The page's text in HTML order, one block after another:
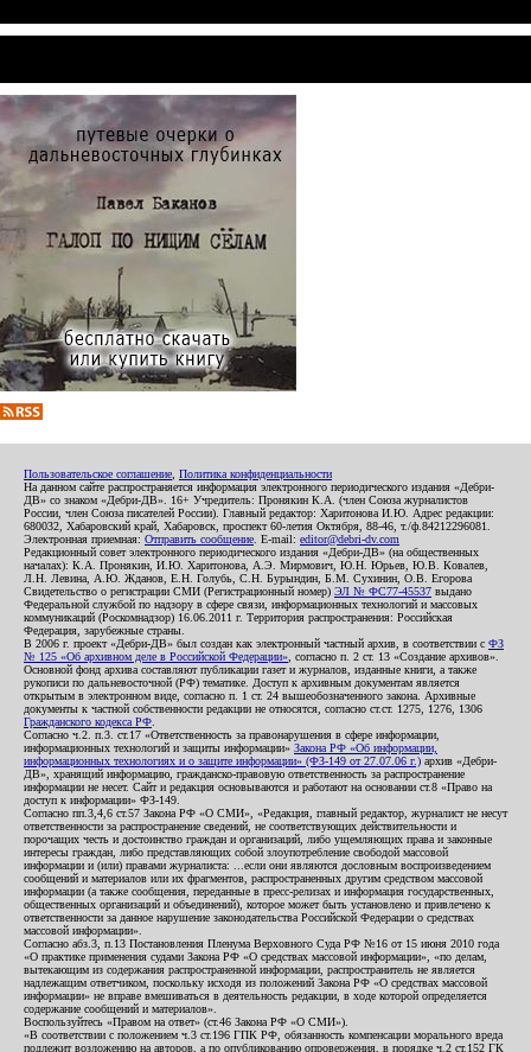
Пользовательское соглашение Политика конфиденциальности
На данном сайте распространяется информация электронного периодического издания «Дебри-
ДВ» со знаком «Дебри-ДВ». 16+ Учредитель: Пронякин К.А. (член Союза журналистов
России, член Союза писателей России). Главный редактор: Харитонова И.Ю. Адрес редакции:
680032, Хабаровский край, Хабаровск, проспект 60-летия Октября, 88-46, т./ф.84212296081.
Электронная приемная: Отправить сообщение . E-mail: editor@debri-dv.com
Редакционный совет электронного периодического издания «Дебри-ДВ» (на общественных
началах): К.А. Пронякин, И.Ю. Харитонова, А.Э. Мирмович, Ю.Н. Юрьев, Ю.В. Ковалев,
Л.Н. Левина, А.Ю. Жданов, Е.Н. Голубь, С.Н. Бурындин, Б.М. Сухинин, О.В. Егорова
Свидетельство о регистрации СМИ (Регистрационный номер) ЭЛ № ФС77-45537 выдано
Федеральной службой по надзору в сфере связи, информационных технологий и массовых
коммуникаций (Роскомнадзор) 16.06.2011 г. Территория распространения: Российская
Федерация, зарубежные страны.
В 2006 г. проект «Дебри-ДВ» был создан как электронный частный архив, в соответствии с ФЗ
№ 125 «Об архивном деле в Российской Федерации» , согласно п. 2 ст. 13 «Создание архивов».
Основной фонд архива составляют публикации газет и журналов, изданные книги, а также
рукописи по дальневосточной (РФ) тематике. Доступ к архивным документам является
открытым в электронном виде, согласно п. 1 ст. 24 вышеобозначенного закона. Архивные
документы к частной собственности редакции не относятся, согласно ст.ст. 1275, 1276, 1306
Гражданского кодекса РФ
Согласно ч.2. п.3. ст.17 «Ответственность за правонарушения в сфере информации,
информационных технологий и защиты информации» Закона РФ «Об информации,
информационных технологиях и о защите информации» (ФЗ-149 от 27.07.06 г.) архив «Дебри-
ДВ», хранящий информацию, гражданско-правовую ответственность за распространение
информации не несет. Сайт и редакция основываются и работают на основании ст.8 «Право на
доступ к информации» ФЗ-149.
Согласно пп.3,4,6 ст.57 Закона РФ «О СМИ», «Редакция, главный редактор, журналист не несут
ответственности за распространение сведений, не соответствующих действительности и
порочащих честь и достоинство граждан и организаций, либо ущемляющих права и законные
интересы граждан, либо представляющих собой злоупотребление свободой массовой
информации и (или) правами журналиста: ...если они являются дословным воспроизведением
сообщений и материалов или их фрагментов, распространенных другим средством массовой
информации (а также сообщения, переданные в пресс-релизах и информация государственных,
общественных организаций и объединений), которое может быть установлено и привлечено к
ответственности за данное нарушение законодательства Российской Федерации о средствах
массовой информации».
Согласно абз.3, п.13 Постановления Пленума Верховного Суда РФ №16 от 15 июня 2010 года
«О практике применения судами Закона РФ «О средствах массовой информации», «по делам,
вытекающим из содержания распространенной информации, распространитель не является
надлежащим ответчиком, поскольку исходя из положений Закона РФ «О средствах массовой
информации» не вправе вмешиваться в деятельность редакции, в ходе которой определяется
содержание сообщений и материалов».
Воспользуйтесь «Правом на ответ» (ст.46 Закона РФ «О СМИ»).
«В соответствии с положением ч.3 ст.196 ГПК РФ, обязанность компенсации морального вреда
подлежит возложению на авторов, а по опубликованию опровержения, в порядке ч.2 ст.152 ГК